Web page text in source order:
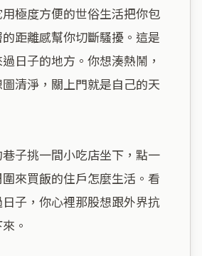
極度方便的世俗生活把你包
距離感幫你切斷騷擾。這是
日子的地方。你想湊熱鬧，
清淨，關上門就是自己的天
子挑一間小吃店坐下，點一
來買飯的住戶怎麼生活。看
子，你心裡那股想跟外界抗
。